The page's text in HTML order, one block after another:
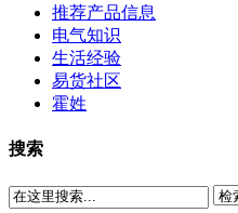
推荐产品信息
电气知识
生活经验
易货社区
霍姓
搜索